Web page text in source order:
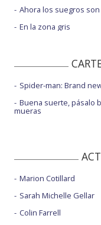
Ahora los suegros
En la zona gris
Spider-man: Brand
Buena suerte, pásalo
mueras
Marion Cotillard
Sarah Michelle Gellar
Colin Farrell